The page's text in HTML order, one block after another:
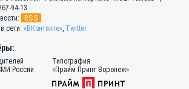
94-13
RSS
сети: «ВКонтакте», Twitter
России
Типография
«Прайм Принт Воронеж»